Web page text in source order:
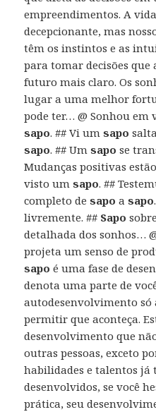
empreendimentos. A
decepcionante, mas
têm os instintos e as
para tomar decisões
futuro mais claro. Os
lugar a uma melhor
pode ter… @ Sonhou
sapo. ## Vi umsapo
sapo. ## Umsapo se
Mudanças positivas
visto umsapo. ##
completo desapo asapo
livremente. ## Sapo
detalhada dos sonhos…
projeta um senso de
sapo é uma fase de
denota uma parte de
autodesenvolvimento só
permitir que aconteça.
desenvolvimento que
outras pessoas, exceto
habilidades e talentos já
desenvolvidos, se você
prática, seu